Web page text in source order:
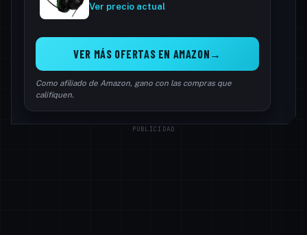
Ver precio actual
VER MÁS OFERTAS EN AMAZON
Como afiliado de Amazon, gano con las compras que
califiquen.
PUBLICIDAD